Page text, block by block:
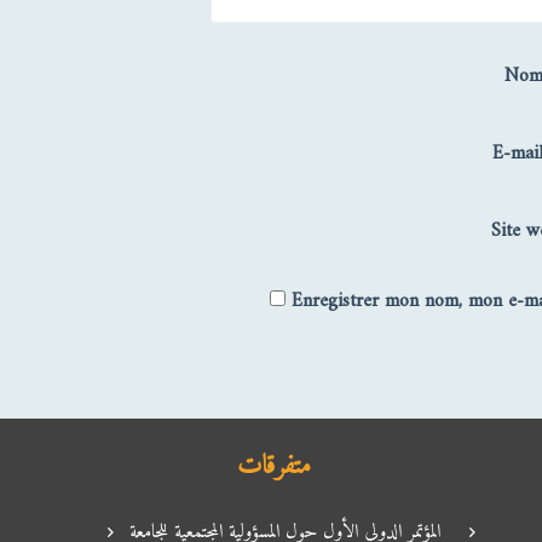
E-
Site
Enregistrer mon nom, mon e-
متفرقات
المؤتمر الدولي الأول حول المسؤولية المجتمعية للجامعة